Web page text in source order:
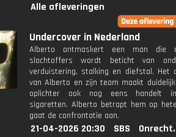
Alle afleveringen
Undercover in Nederland
Alberto ontmaskert een man die
slachtoffers wordt beticht van
verduistering, stalking en diefstal. Het
van Alberto en zijn team maakt
oplichter ook nog eens handelt
sigaretten. Alberto betrapt hem op
gaat de confrontatie aan.
21-04-2026 20:30 SBS